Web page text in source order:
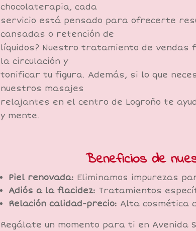
chocolaterapia, cada
servicio está pensado para ofrecerte
cansadas o retención de
líquidos? Nuestro tratamiento de
la circulación y
tonificar tu figura. Además, si lo que
nuestros masajes
relajantes en el centro de Logroño te
y mente.
Beneficios de
Piel renovada: Eliminamos impurezas
Adiós a la flacidez: Tratamientos
Relación calidad-precio: Alta cosmética
Regálate un momento para ti en